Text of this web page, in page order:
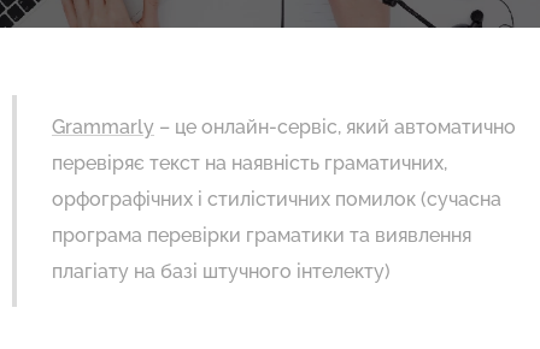
Grammarly – це онлайн-сервіс, який автоматично
перевіряє текст на наявність граматичних,
орфографічних і стилістичних помилок (сучасна
програма перевірки граматики та виявлення
плагіату на базі штучного інтелекту)